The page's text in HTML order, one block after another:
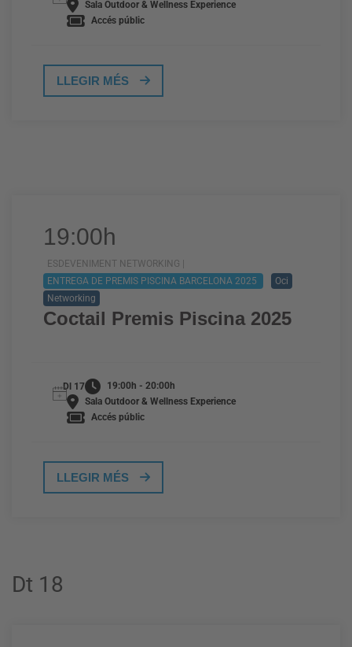
Sala Outdoor & Wellness Experience
Accés públic
LLEGIR MÉS
19:00h
ESDEVENIMENT NETWORKING |
ENTREGA DE PREMIS PISCINA BARCELONA 2025
Oci
Networking
Coctail Premis Piscina 2025
Dl 17
19:00h - 20:00h
Sala Outdoor & Wellness Experience
Accés públic
LLEGIR MÉS
Dt 18